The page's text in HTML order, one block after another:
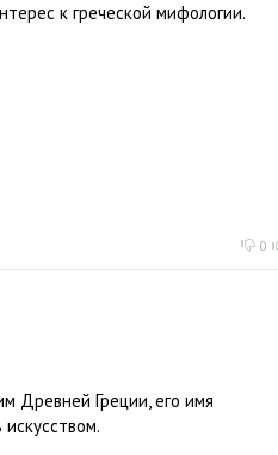
к греческой мифологии.
0
Древней Греции, его имя